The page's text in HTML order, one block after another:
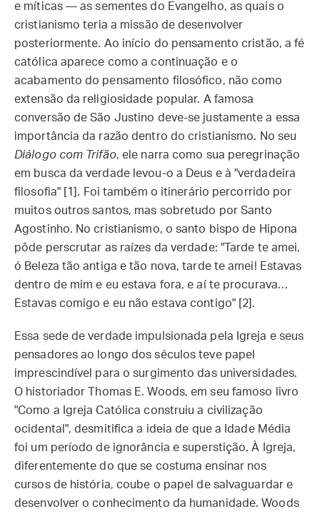
e míticas — as sementes do Evangelho, as quais o
cristianismo teria a missão de desenvolver
posteriormente. Ao início do pensamento cristão, a fé
católica aparece como a continuação e o
acabamento do pensamento filosófico, não como
extensão da religiosidade popular. A famosa
conversão de São Justino deve-se justamente a essa
importância da razão dentro do cristianismo. No seu
Diálogo com Trifão, ele narra como sua peregrinação
em busca da verdade levou-o a Deus e à "verdadeira
filosofia" [1]. Foi também o itinerário percorrido por
muitos outros santos, mas sobretudo por Santo
Agostinho. No cristianismo, o santo bispo de Hipona
pôde perscrutar as raízes da verdade: "Tarde te amei,
ó Beleza tão antiga e tão nova, tarde te amei! Estavas
dentro de mim e eu estava fora, e aí te procurava…
Estavas comigo e eu não estava contigo" [2].
Essa sede de verdade impulsionada pela Igreja e seus
pensadores ao longo dos séculos teve papel
imprescindível para o surgimento das universidades.
O historiador Thomas E. Woods, em seu famoso livro
"Como a Igreja Católica construiu a civilização
ocidental", desmitifica a ideia de que a Idade Média
foi um período de ignorância e superstição. À Igreja,
diferentemente do que se costuma ensinar nos
cursos de história, coube o papel de salvaguardar e
desenvolver o conhecimento da humanidade. Woods